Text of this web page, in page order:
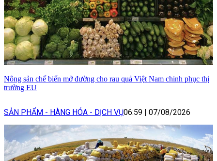
Nông sản chế biến mở đường cho rau quả Việt Nam chinh phục thị
trường EU
SẢN PHẨM - HÀNG HÓA - DỊCH VỤ06:59 | 07/08/2026